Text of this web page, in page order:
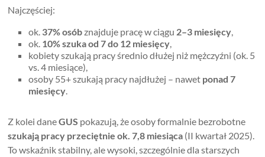
Najczęściej:
ok. 37% osóbznajduje pracę w ciągu 2–3 miesięcy,
ok. 10% szuka od 7 do 12 miesięcy,
kobiety szukają pracy średnio dłużej niż mężczyźni (ok. 5
vs. 4 miesiące),
osoby 55+ szukają pracy najdłużej – nawet ponad 7
miesięcy.
Z kolei daneGUS pokazują, że osoby formalnie bezrobotne
szukają pracy przeciętnie ok. 7,8 miesiąca (II kwartał 2025).
To wskaźnik stabilny, ale wysoki, szczególnie dla starszych